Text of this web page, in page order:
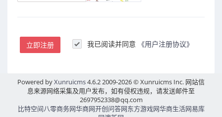
立即注册 我已阅读并同意 《用户注册协议》
Powered byXunruicms4.6.2 2009-2026 © Xunruicms Inc. 网站信
息来源网络采集及用户发布，如有侵权违规，请发送邮件至
2697952338@qq.com
比特空间八零商务网华商网开创问答网东方游戏网华商生活网易库